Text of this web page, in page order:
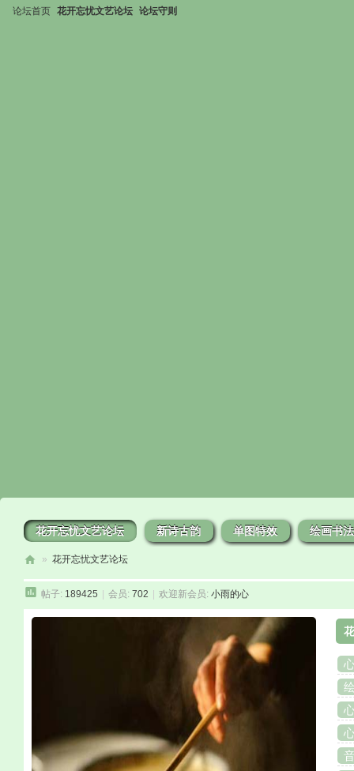
论坛首页 花开忘忧文艺论坛 论坛守则
花开忘忧文艺论坛 新诗古韵 单图特效 绘画书法
花
» 花开忘忧文艺论坛
帖子: 189425 会员: 702 欢迎新会员: 小雨的心